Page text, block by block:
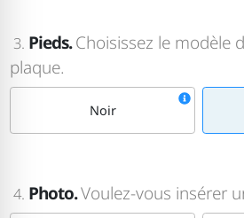
3. Pieds.Choisissez le modèle
plaque.
Noir
4. Photo.Voulez-vous insérer